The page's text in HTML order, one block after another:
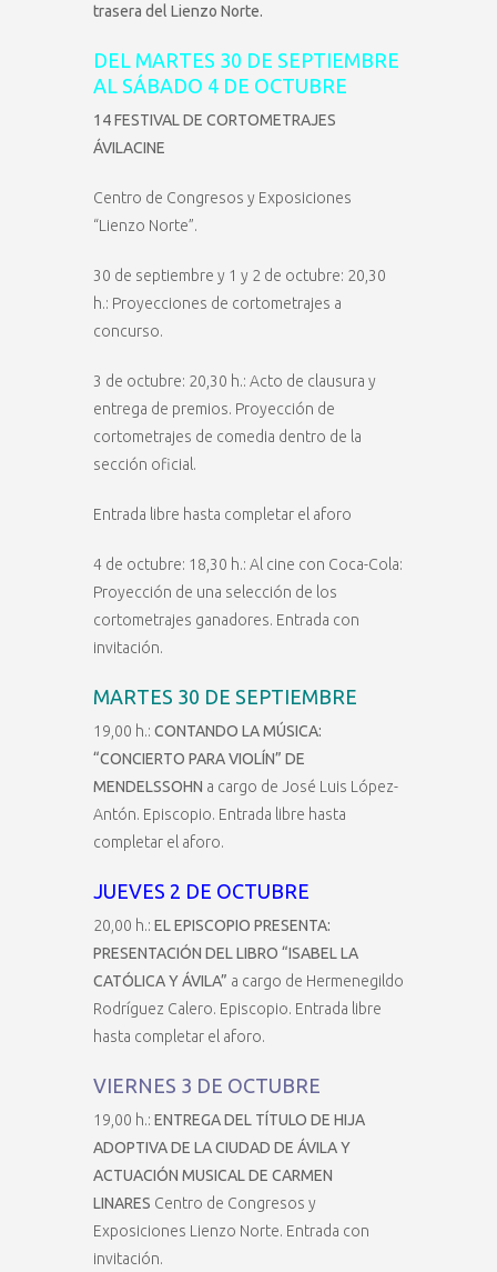
trasera del Lienzo Norte.
DEL MARTES 30 DE SEPTIEMBRE
AL SÁBADO 4 DE OCTUBRE
14 FESTIVAL DE CORTOMETRAJES
ÁVILACINE
Centro de Congresos y Exposiciones
“Lienzo Norte”.
30 de septiembre y 1 y 2 de octubre: 20,30
h.: Proyecciones de cortometrajes a
concurso.
3 de octubre: 20,30 h.: Acto de clausura y
entrega de premios. Proyección de
cortometrajes de comedia dentro de la
sección oficial.
Entrada libre hasta completar el aforo
4 de octubre: 18,30 h.: Al cine con Coca-Cola:
Proyección de una selección de los
cortometrajes ganadores. Entrada con
invitación.
MARTES 30 DE SEPTIEMBRE
19,00 h.: CONTANDO LA MÚSICA:
“CONCIERTO PARA VIOLÍN” DE
MENDELSSOHN a cargo de José Luis López-
Antón. Episcopio. Entrada libre hasta
completar el aforo.
JUEVES 2 DE OCTUBRE
20,00 h.: EL EPISCOPIO PRESENTA:
PRESENTACIÓN DEL LIBRO “ISABEL LA
CATÓLICA Y ÁVILA” a cargo de Hermenegildo
Rodríguez Calero. Episcopio. Entrada libre
hasta completar el aforo.
VIERNES 3 DE OCTUBRE
19,00 h.: ENTREGA DEL TÍTULO DE HIJA
ADOPTIVA DE LA CIUDAD DE ÁVILA Y
ACTUACIÓN MUSICAL DE CARMEN
LINARES Centro de Congresos y
Exposiciones Lienzo Norte. Entrada con
invitación.